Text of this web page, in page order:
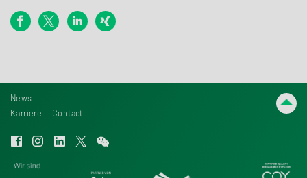
News
Karriere
Contact